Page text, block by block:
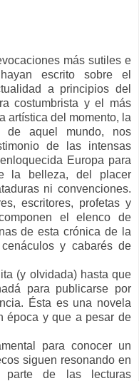
más sutiles e
escrito sobre el
a principios del
costumbrista y el más
artística del momento, la
de aquel mundo, nos
de las intensas
Europa para
la belleza, del placer
ni convenciones.
escritores, profetas y
el elenco de
de esta crónica de la
y cabarés de
(y olvidada) hasta que
para publicarse por
Ésta es una novela
época y que a pesar de
para conocer un
siguen resonando en
parte de las lecturas